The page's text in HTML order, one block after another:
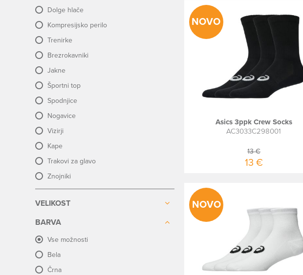
Dolge hlače
Kompresijsko perilo
Trenirke
Brezrokavniki
Jakne
Športni top
Spodnjice
Nogavice
Vizirji
Kape
Trakovi za glavo
Znojniki
VELIKOST
BARVA
Vse možnosti
Bela
Črna
NOVO
Asics 3ppk Crew Socks
AC3033C298001
13 €
13 €
NOVO